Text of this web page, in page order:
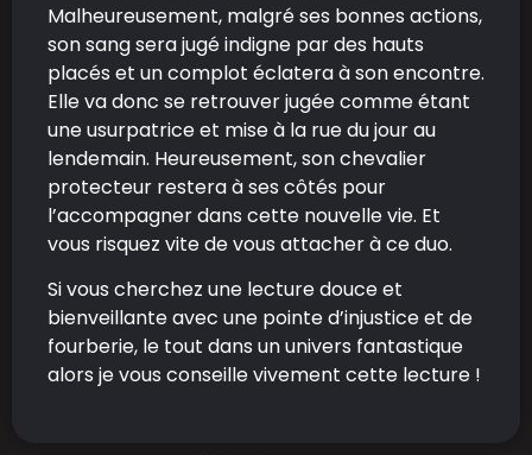
Malheureusement, malgré ses bonnes actions,
son sang sera jugé indigne par des hauts
placés et un complot éclatera à son encontre.
Elle va donc se retrouver jugée comme étant
une usurpatrice et mise à la rue du jour au
lendemain. Heureusement, son chevalier
protecteur restera à ses côtés pour
l’accompagner dans cette nouvelle vie. Et
vous risquez vite de vous attacher à ce duo.
Si vous cherchez une lecture douce et
bienveillante avec une pointe d’injustice et de
fourberie, le tout dans un univers fantastique
alors je vous conseille vivement cette lecture !